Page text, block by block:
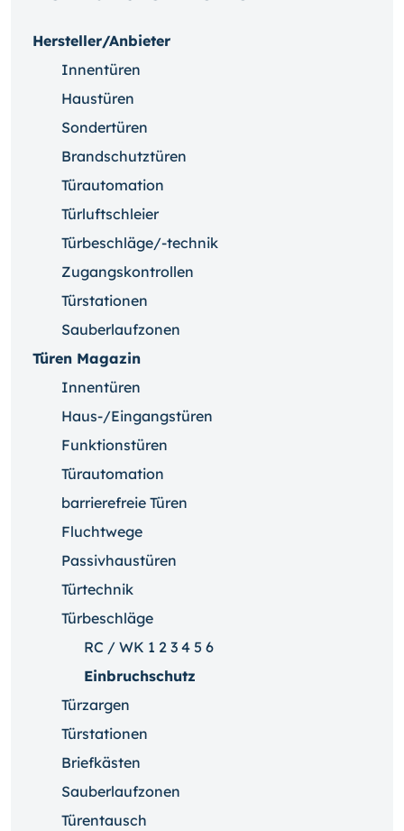
Hersteller/Anbieter
Innentüren
Haustüren
Sondertüren
Brandschutztüren
Türautomation
Türluftschleier
Türbeschläge/-technik
Zugangskontrollen
Türstationen
Sauberlaufzonen
Türen Magazin
Innentüren
Haus-/Eingangstüren
Funktionstüren
Türautomation
barrierefreie Türen
Fluchtwege
Passivhaustüren
Türtechnik
Türbeschläge
RC / WK 1 2 3 4 5 6
Einbruchschutz
Türzargen
Türstationen
Briefkästen
Sauberlaufzonen
Türentausch